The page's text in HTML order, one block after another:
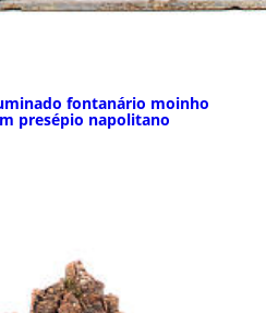
fontanário moinho
presépio napolitano